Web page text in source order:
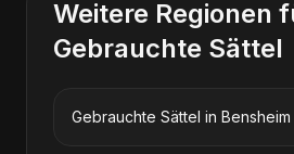
Weitere Regionen
Gebrauchte Sättel
Gebrauchte Sättel in Bensheim